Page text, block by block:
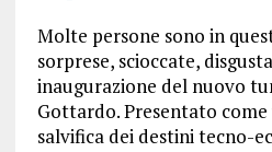
Molte persone sono in
sorprese, scioccate,
inaugurazione del nuovo
Gottardo. Presentato come
salvifica dei destini tecno-